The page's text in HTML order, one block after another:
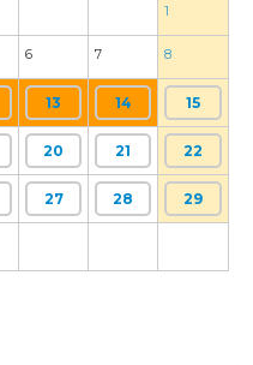
1
6 7 8
13 14 15
20 21 22
27 28 29